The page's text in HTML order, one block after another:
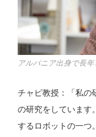
アルバニア出身で長
チャピ教授：「私の
の研究をしています
するロボットの一つ